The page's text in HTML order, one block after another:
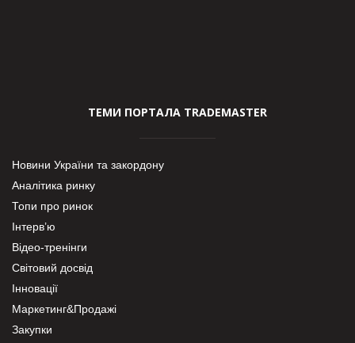
ТЕМИ ПОРТАЛА TRADEMASTER
Новини України та закордону
Аналітика ринку
Топи про ринок
Інтерв’ю
Відео-тренінги
Світовий досвід
Інновації
Маркетинг&Продажі
Закупки